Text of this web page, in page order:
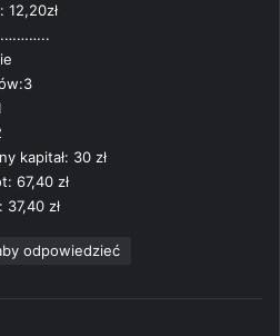
12,20zł
kapitał: 30 zł
67,40 zł
zł
odpowiedzieć